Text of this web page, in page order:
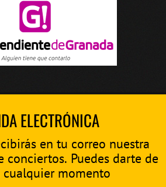
ELECTRÓNICA
en tu correo nuestra
conciertos. Puedes darte de
cualquier momento